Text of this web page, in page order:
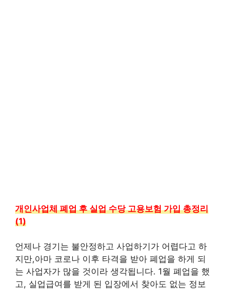
개인사업체 폐업 후 실업 수당 고용보험 가입 총정리
(1)
언제나 경기는 불안정하고 사업하기가 어렵다고 하
지만,아마 코로나 이후 타격을 받아 폐업을 하게 되
는 사업자가 많을 것이라 생각됩니다. 1월 폐업을 했
고, 실업급여를 받게 된 입장에서 찾아도 없는 정보